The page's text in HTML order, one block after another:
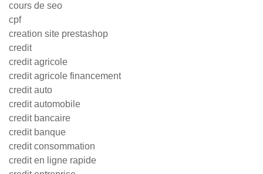
cours de seo
cpf
creation site prestashop
credit
credit agricole
credit agricole financement
credit auto
credit automobile
credit bancaire
credit banque
credit consommation
credit en ligne rapide